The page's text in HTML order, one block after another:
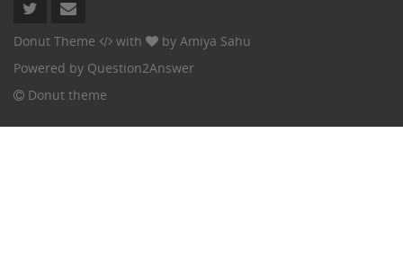
Donut Theme with by Amiya Sahu
Powered by Question2Answer
Donut theme